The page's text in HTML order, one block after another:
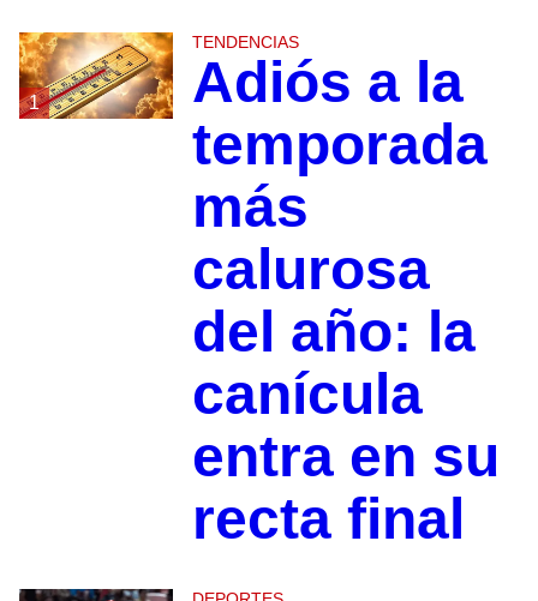
1
TENDENCIAS
Adiós a la
temporada
más
calurosa
del año: la
canícula
entra en su
recta final